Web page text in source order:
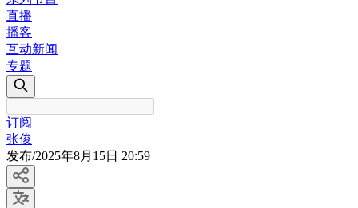
直播
播客
互动新闻
专题
订阅
张俊
发布/2025年8月15日 20:59